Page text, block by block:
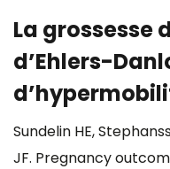
La grossesse
d’Ehlers-
Sundelin HE,
JF. Pregnancy